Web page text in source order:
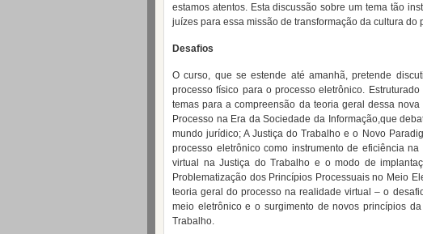
estamos atentos. Esta discussão sobre um tema tão
juízes para essa missão de transformação da cultura do
Desafios
O curso, que se estende até amanhã, pretende
processo físico para o processo eletrônico.
temas para a compreensão da teoria geral dessa
Processo na Era da Sociedade da Informação,que
mundo jurídico; A Justiça do Trabalho e o Novo
processo eletrônico como instrumento de eficiência
virtual na Justiça do Trabalho e o modo de
Problematização dos Princípios Processuais no Meio
teoria geral do processo na realidade virtual – o
meio eletrônico e o surgimento de novos princípios
Trabalho.